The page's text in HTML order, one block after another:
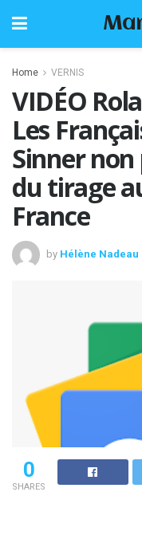
Home VERNIS
VIDÉO
Les
Sinner
du tirage
France
by Hélène Nadeau
0
SHARES